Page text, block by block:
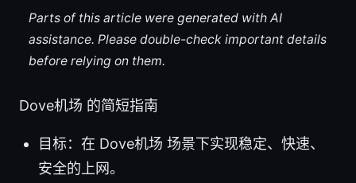
Parts of this article were generated with AI
assistance. Please double-check important details
before relying on them.
Dove机场 的简短指南
目标：在 Dove机场 场景下实现稳定、快速、
安全的上网。